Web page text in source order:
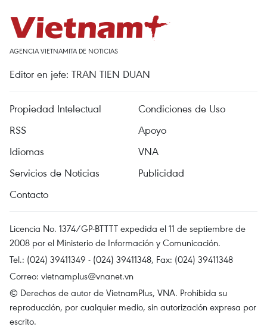
AGENCIA VIETNAMITA DE NOTICIAS
Editor en jefe: TRAN TIEN DUAN
Propiedad Intelectual
Condiciones de Uso
RSS
Apoyo
Idiomas
VNA
Servicios de Noticias
Publicidad
Contacto
Licencia No. 1374/GP-BTTTT expedida el 11 de septiembre de
2008 por el Ministerio de Información y Comunicación.
Tel.: (024) 39411349 - (024) 39411348, Fax: (024) 39411348
Correo: vietnamplus@vnanet.vn
© Derechos de autor de VietnamPlus, VNA. Prohibida su
reproducción, por cualquier medio, sin autorización expresa por
escrito.